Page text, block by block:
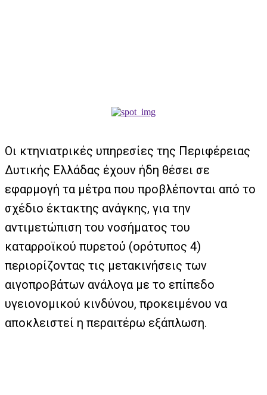
Οι κτηνιατρικές υπηρεσίες της Περιφέρειας
Δυτικής Ελλάδας έχουν ήδη θέσει σε
εφαρμογή τα μέτρα που προβλέπονται από το
σχέδιο έκτακτης ανάγκης, για την
αντιμετώπιση του νοσήματος του
καταρροϊκού πυρετού (ορότυπος 4)
περιορίζοντας τις μετακινήσεις των
αιγοπροβάτων ανάλογα με το επίπεδο
υγειονομικού κινδύνου, προκειμένου να
αποκλειστεί η περαιτέρω εξάπλωση.